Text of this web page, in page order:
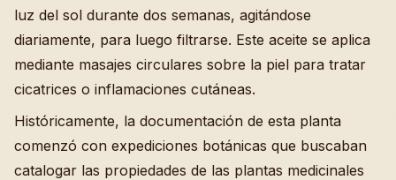
luz del sol durante dos semanas, agitándose
diariamente, para luego filtrarse. Este aceite se aplica
mediante masajes circulares sobre la piel para tratar
cicatrices o inflamaciones cutáneas.
Históricamente, la documentación de esta planta
comenzó con expediciones botánicas que buscaban
catalogar las propiedades de las plantas medicinales